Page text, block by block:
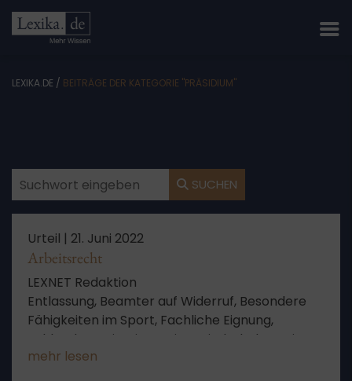
LEXIKA.DE / BEITRÄGE DER KATEGORIE "PRÄSIDIUM"
SUCHEN
Urteil | 21. Juni 2022
Arbeitsrecht
LEXNET Redaktion
Entlassung, Beamter auf Widerruf, Besondere
Fähigkeiten im Sport, Fachliche Eignung,
Fehlende Motivation, Keine Wiederholung eines
Ausbildungsabschnitts, Keine Fristverlängerung,
mehr lesen